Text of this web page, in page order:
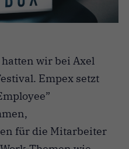
wir bei Axel
Empex setzt
für die Mitarbeiter